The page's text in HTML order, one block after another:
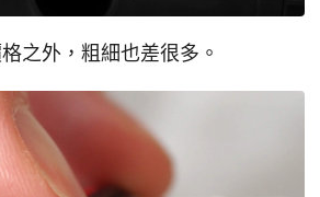
之外，粗細也差很多。